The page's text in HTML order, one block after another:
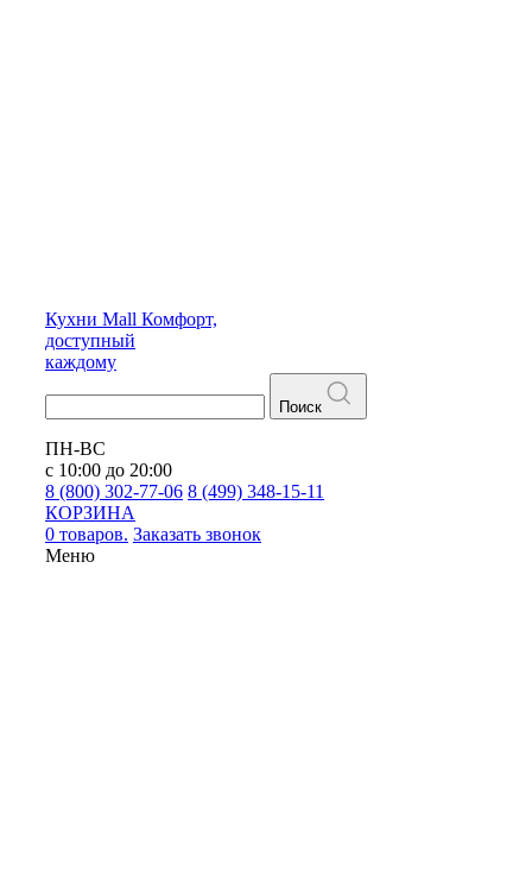
Кухни Mall Комфорт,
доступный
каждому
Поиск
ПН-ВС
с 10:00 до 20:00
8 (800) 302-77-06 8 (499) 348-15-11
КОРЗИНА
0 товаров. Заказать звонок
Меню